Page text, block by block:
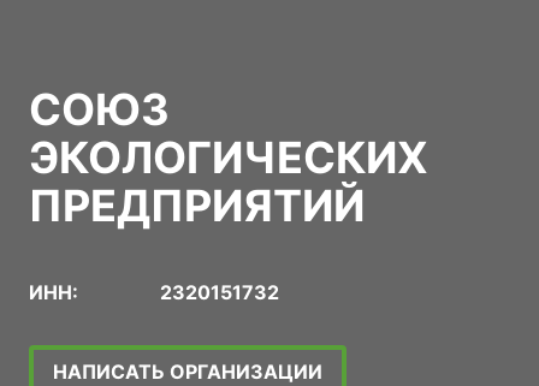
СОЮЗ
ЭКОЛОГИЧЕСКИХ
ПРЕДПРИЯТИЙ
ИНН: 2320151732
НАПИСАТЬ ОРГАНИЗАЦИИ